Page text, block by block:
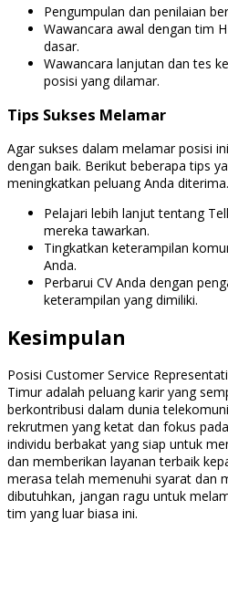
Pengumpulan dan penilaian
Wawancara awal dengan tim
dasar.
Wawancara lanjutan dan tes
posisi yang dilamar.
Tips Sukses Melamar
Agar sukses dalam melamar posisi
dengan baik. Berikut beberapa tips
meningkatkan peluang Anda diterima.
Pelajari lebih lanjut tentang
mereka tawarkan.
Tingkatkan keterampilan
Anda.
Perbarui CV Anda dengan
keterampilan yang dimiliki.
Kesimpulan
Posisi Customer Service
Timur adalah peluang karir yang
berkontribusi dalam dunia
rekrutmen yang ketat dan fokus
individu berbakat yang siap untuk
dan memberikan layanan terbaik
merasa telah memenuhi syarat dan
dibutuhkan, jangan ragu untuk
tim yang luar biasa ini.